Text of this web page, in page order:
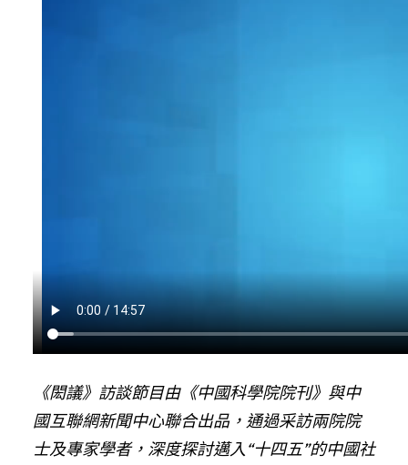
《閎議》訪談節目由《中國科學院院刊》與中
國互聯網新聞中心聯合出品，通過采訪兩院院
士及專家學者，深度探討邁入“十四五”的中國社